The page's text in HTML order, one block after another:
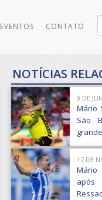
EVENTOS CONTATO
NOTÍCIAS
9 DE
Mário
São
17 DE
Mário